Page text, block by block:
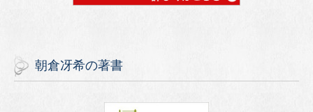
朝倉冴希の著書